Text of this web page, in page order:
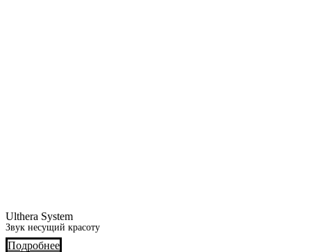
Ulthera System
Звук несущий красоту
Подробнее